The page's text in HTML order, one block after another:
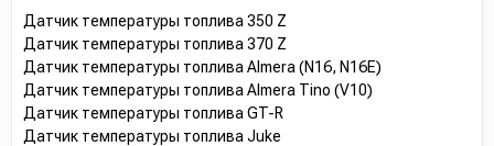
Датчик температуры топлива 350 Z
Датчик температуры топлива 370 Z
Датчик температуры топлива Almera (N16, N16E)
Датчик температуры топлива Almera Tino (V10)
Датчик температуры топлива GT-R
Датчик температуры топлива Juke